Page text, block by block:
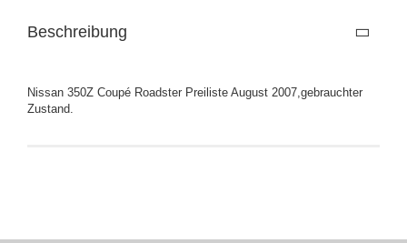
Beschreibung
Nissan 350Z Coupé Roadster Preiliste August 2007,gebrauchter
Zustand.